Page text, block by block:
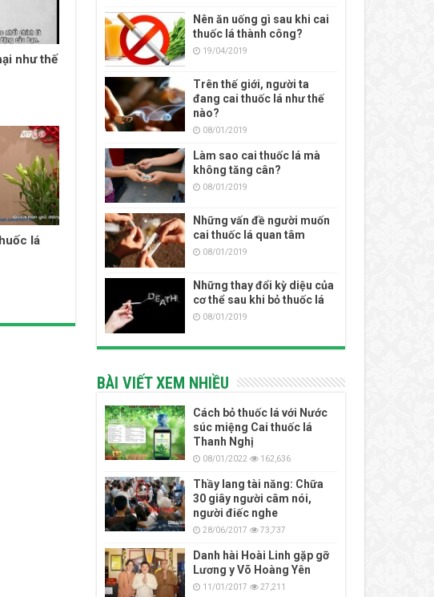
như thế
lá
Nên ăn uống gì sau khi cai
thuốc lá thành công?
19/04/2019
Trên thế giới, người ta
đang cai thuốc lá như thế
nào?
08/01/2019
Làm sao cai thuốc lá mà
không tăng cân?
08/01/2019
Những vấn đề người muốn
cai thuốc lá quan tâm
08/01/2019
Những thay đổi kỳ diệu của
cơ thể sau khi bỏ thuốc lá
08/01/2019
BÀI VIẾT XEM NHIỀU
Cách bỏ thuốc lá với Nước
súc miệng Cai thuốc lá
Thanh Nghị
08/01/2022 162,636
Thầy lang tài năng: Chữa
30 giây người câm nói,
người điếc nghe
28/06/2017 73,737
Danh hài Hoài Linh gặp gỡ
Lương y Võ Hoàng Yên
11/01/2017 27,211